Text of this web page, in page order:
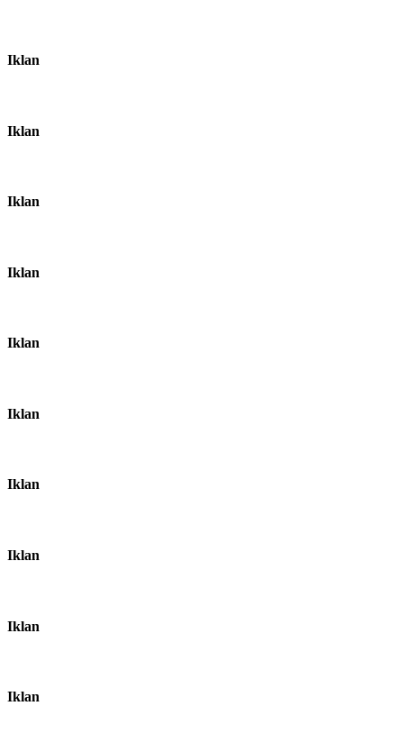
Iklan
Iklan
Iklan
Iklan
Iklan
Iklan
Iklan
Iklan
Iklan
Iklan